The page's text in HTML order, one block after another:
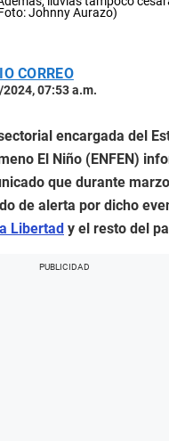
Johnny Aurazo)
CORREO
07:53 a.m.
encargada del
El Niño (ENFEN)
que durante
de alerta por dicho
Libertad y el resto del